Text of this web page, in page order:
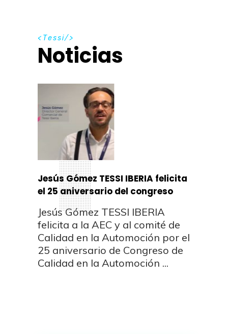
Tessi
Noticias
Jesús Gómez TESSI IBERIA felicita
el 25 aniversario del congreso
Jesús Gómez TESSI IBERIA
felicita a la AEC y al comité de
Calidad en la Automoción por el
25 aniversario de Congreso de
Calidad en la Automoción